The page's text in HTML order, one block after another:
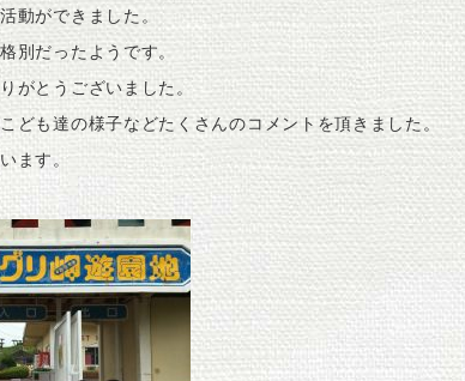
動ができました。
別だったようです。
がとうございました。
ども達の様子などたくさんのコメントを頂きました。
ます。